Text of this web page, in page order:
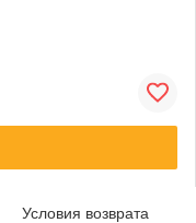
Условия возврата